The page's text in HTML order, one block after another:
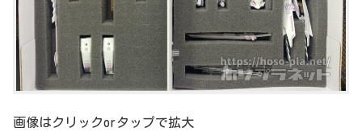
画像はクリックorタップで拡大